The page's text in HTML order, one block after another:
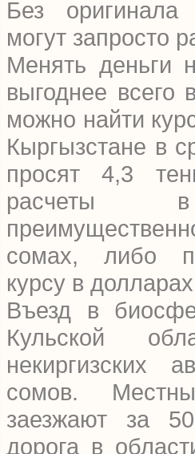
Без
могут запросто
Менять деньги
выгоднее всего
можно найти
Кыргызстане в
просят 4,3
расчеты в
сомах, либо
курсу в
Въезд в
Кульской
некиргизских
сомов.
заезжают за
дорога в